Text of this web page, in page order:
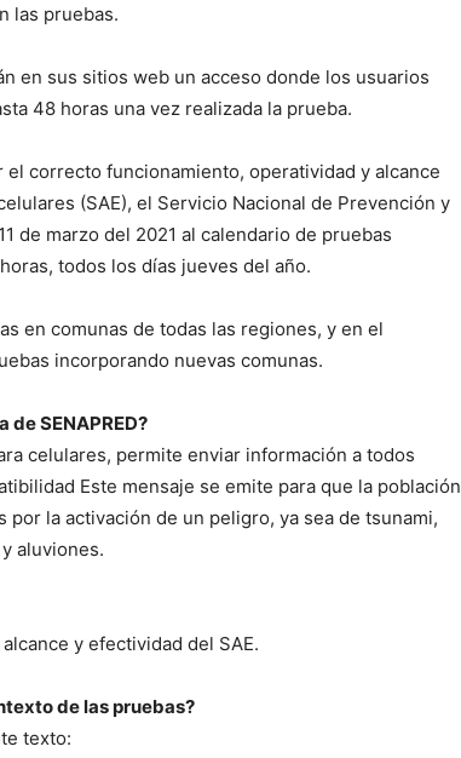
las pruebas.
en sus sitios web un acceso donde los usuarios
48 horas una vez realizada la prueba.
correcto funcionamiento, operatividad y alcance
(SAE), el Servicio Nacional de Prevención y
de marzo del 2021 al calendario de pruebas
todos los días jueves del año.
en comunas de todas las regiones, y en el
incorporando nuevas comunas.
de SENAPRED?
celulares, permite enviar información a todos
Este mensaje se emite para que la población
la activación de un peligro, ya sea de tsunami,
aluviones.
y efectividad del SAE.
de las pruebas?
texto: